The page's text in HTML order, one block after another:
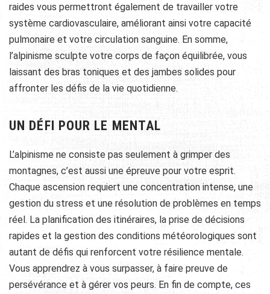
raides vous permettront également de travailler votre
système cardiovasculaire, améliorant ainsi votre capacité
pulmonaire et votre circulation sanguine. En somme,
l’alpinisme sculpte votre corps de façon équilibrée, vous
laissant des bras toniques et des jambes solides pour
affronter les défis de la vie quotidienne.
UN DÉFI POUR LE MENTAL
L’alpinisme ne consiste pas seulement à grimper des
montagnes, c’est aussi une épreuve pour votre esprit.
Chaque ascension requiert une concentration intense, une
gestion du stress et une résolution de problèmes en temps
réel. La planification des itinéraires, la prise de décisions
rapides et la gestion des conditions météorologiques sont
autant de défis qui renforcent votre résilience mentale.
Vous apprendrez à vous surpasser, à faire preuve de
persévérance et à gérer vos peurs. En fin de compte, ces